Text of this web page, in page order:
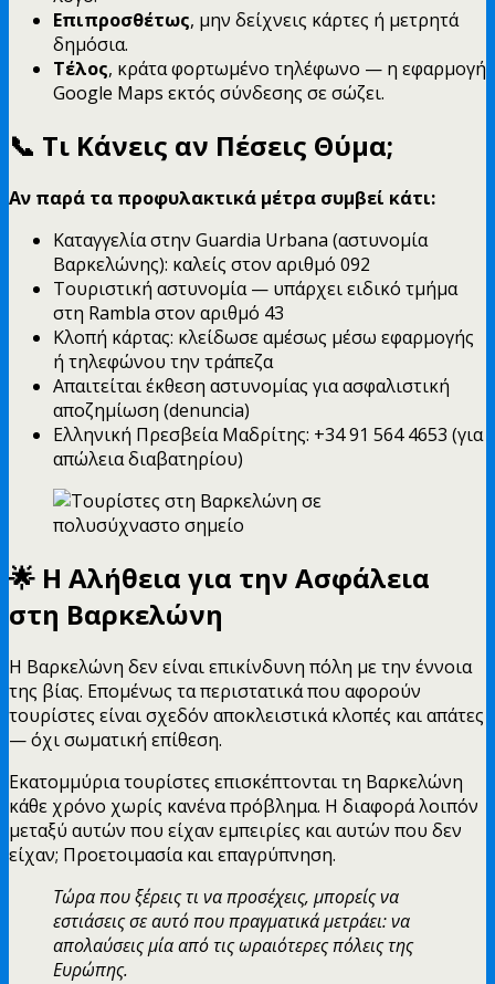
Επιπροσθέτως, μην δείχνεις κάρτες ή μετρητά
δημόσια.
Τέλος, κράτα φορτωμένο τηλέφωνο — η εφαρμογή
Google Maps εκτός σύνδεσης σε σώζει.
📞 Τι Κάνεις αν Πέσεις Θύμα;
Αν παρά τα προφυλακτικά μέτρα συμβεί κάτι:
Καταγγελία στην Guardia Urbana (αστυνομία
Βαρκελώνης): καλείς στον αριθμό 092
Τουριστική αστυνομία — υπάρχει ειδικό τμήμα
στη Rambla στον αριθμό 43
Κλοπή κάρτας: κλείδωσε αμέσως μέσω εφαρμογής
ή τηλεφώνου την τράπεζα
Απαιτείται έκθεση αστυνομίας για ασφαλιστική
αποζημίωση (denuncia)
Ελληνική Πρεσβεία Μαδρίτης: +34 91 564 4653 (για
απώλεια διαβατηρίου)
🌟 Η Αλήθεια για την Ασφάλεια
στη Βαρκελώνη
Η Βαρκελώνη δεν είναι επικίνδυνη πόλη με την έννοια
της βίας. Επομένως τα περιστατικά που αφορούν
τουρίστες είναι σχεδόν αποκλειστικά κλοπές και απάτες
— όχι σωματική επίθεση.
Εκατομμύρια τουρίστες επισκέπτονται τη Βαρκελώνη
κάθε χρόνο χωρίς κανένα πρόβλημα. Η διαφορά λοιπόν
μεταξύ αυτών που είχαν εμπειρίες και αυτών που δεν
είχαν; Προετοιμασία και επαγρύπνηση.
Τώρα που ξέρεις τι να προσέχεις, μπορείς να
εστιάσεις σε αυτό που πραγματικά μετράει: να
απολαύσεις μία από τις ωραιότερες πόλεις της
Ευρώπης.